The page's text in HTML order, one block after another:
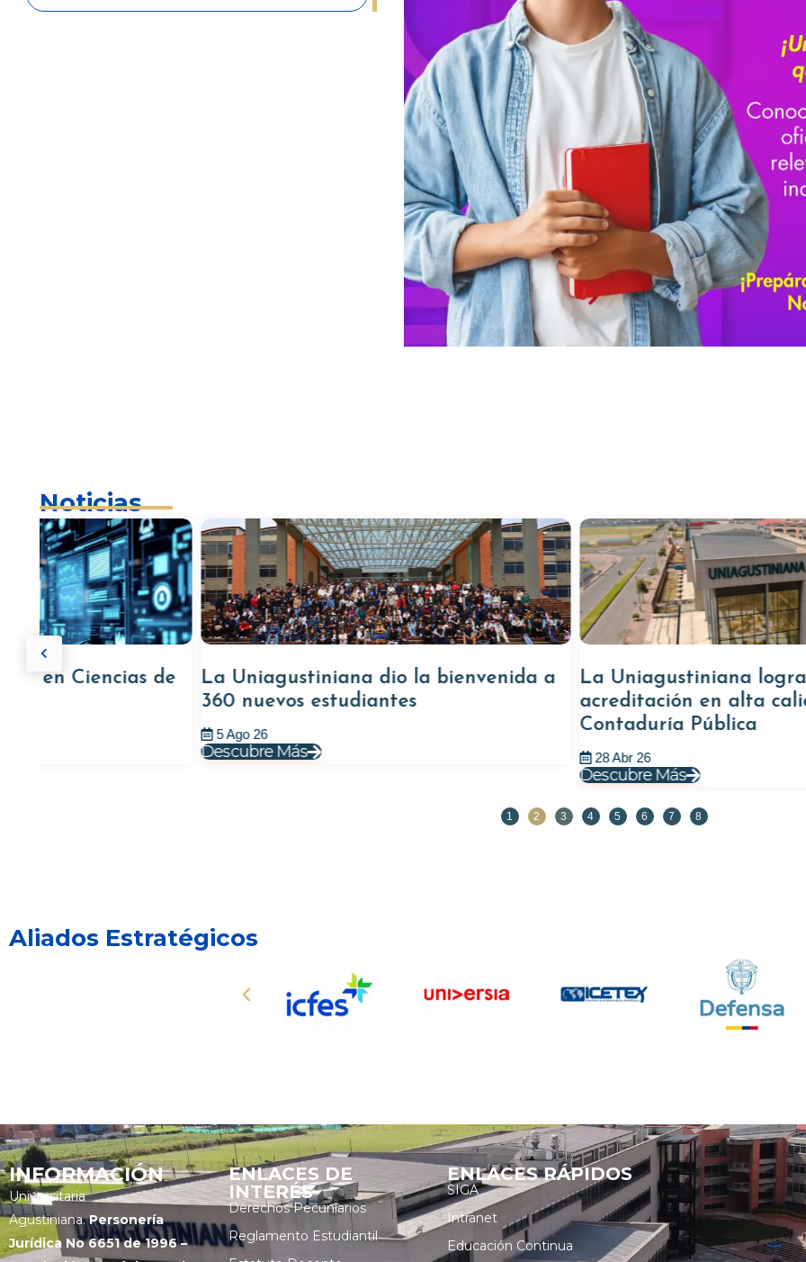
Noticias
de
La Uniagustiniana dio la bienvenida a
360 nuevos estudiantes
Descubre Más
La Uniagustiniana logra la
acreditación en alta calidad de
Contaduría Pública
Descubre Más
1 2 3 4 5 6 7 8
Aliados Estratégicos
INFORMACIÓN
Universitaria
Agustiniana.Personería
Jurídica No 6651 de 1996 –
ENLACES DE
INTERÉS
Derechos Pecuniarios
Reglamento Estudiantil
ENLACES RÁPIDOS
SIGA
Intranet
Educación Continua